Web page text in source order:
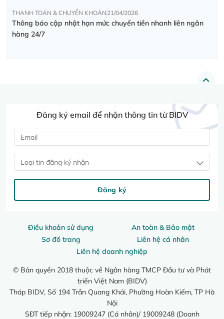
THANH TOÁN & CHUYỂN KHOẢN 21/04/2026
Thông báo cập nhật hạn mức chuyển tiền nhanh liên ngân
hàng 24/7
Điều khoản sử dụng
An toàn & Bảo mật
Sơ đồ trang
Liên hệ cá nhân
Liên hệ doanh nghiệp
© Bản quyền 2018 thuộc về Ngân hàng TMCP Đầu tư và Phát
triển Việt Nam (BIDV)
Tháp BIDV, Số 194 Trần Quang Khải, Phường Hoàn Kiếm, TP Hà
Nội
SĐT tiếp nhận: 19009247 (Cá nhân)/ 19009248 (Doanh
Đăng ký email để nhận thông tin từ BIDV
Loại tin đăng ký nhận
Đăng ký